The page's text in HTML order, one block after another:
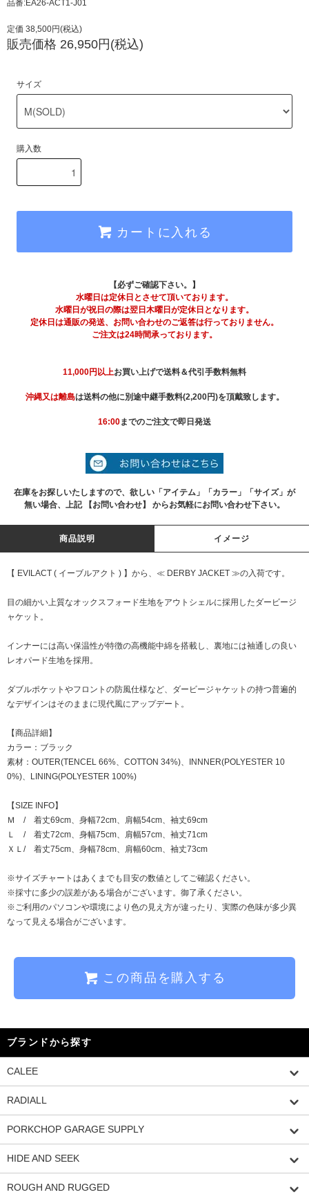
品番:EA26-ACT1-J01
定価 38,500円(税込)
販売価格 26,950円(税込)
サイズ
購入数
カートに入れる
【必ずご確認下さい。】
水曜日は定休日とさせて頂いております。
水曜日が祝日の際は翌日木曜日が定休日となります。
定休日は通販の発送、お問い合わせのご返答は行っておりません。
ご注文は24時間承っております。
11,000円以上お買い上げで送料＆代引手数料無料
沖縄又は離島は送料の他に別途中継手数料(2,200円)を頂戴致します。
16:00までのご注文で即日発送
在庫をお探しいたしますので、欲しい「アイテム」「カラー」「サイズ」が
無い場合、上記 【お問い合わせ】 からお気軽にお問い合わせ下さい。
商品説明 イメージ
【 EVILACT ( イーブルアクト ) 】から、≪ DERBY JACKET ≫の入荷です。
目の細かい上質なオックスフォード生地をアウトシェルに採用したダービージ
ャケット。
インナーには高い保温性が特徴の高機能中綿を搭載し、裏地には袖通しの良い
レオパード生地を採用。
ダブルポケットやフロントの防風仕様など、ダービージャケットの持つ普遍的
なデザインはそのままに現代風にアップデート。
【商品詳細】
カラー：ブラック
素材：OUTER(TENCEL 66%、COTTON 34%)、INNNER(POLYESTER 10
0%)、LINING(POLYESTER 100%)
【SIZE INFO】
Ｍ / 着丈69cm、身幅72cm、肩幅54cm、袖丈69cm
Ｌ / 着丈72cm、身幅75cm、肩幅57cm、袖丈71cm
ＸＬ/ 着丈75cm、身幅78cm、肩幅60cm、袖丈73cm
※サイズチャートはあくまでも目安の数値としてご確認ください。
※採寸に多少の誤差がある場合がございます。御了承ください。
※ご利用のパソコンや環境により色の見え方が違ったり、実際の色味が多少異
なって見える場合がございます。
この商品を購入する
ブランドから探す
CALEE
RADIALL
PORKCHOP GARAGE SUPPLY
HIDE AND SEEK
ROUGH AND RUGGED